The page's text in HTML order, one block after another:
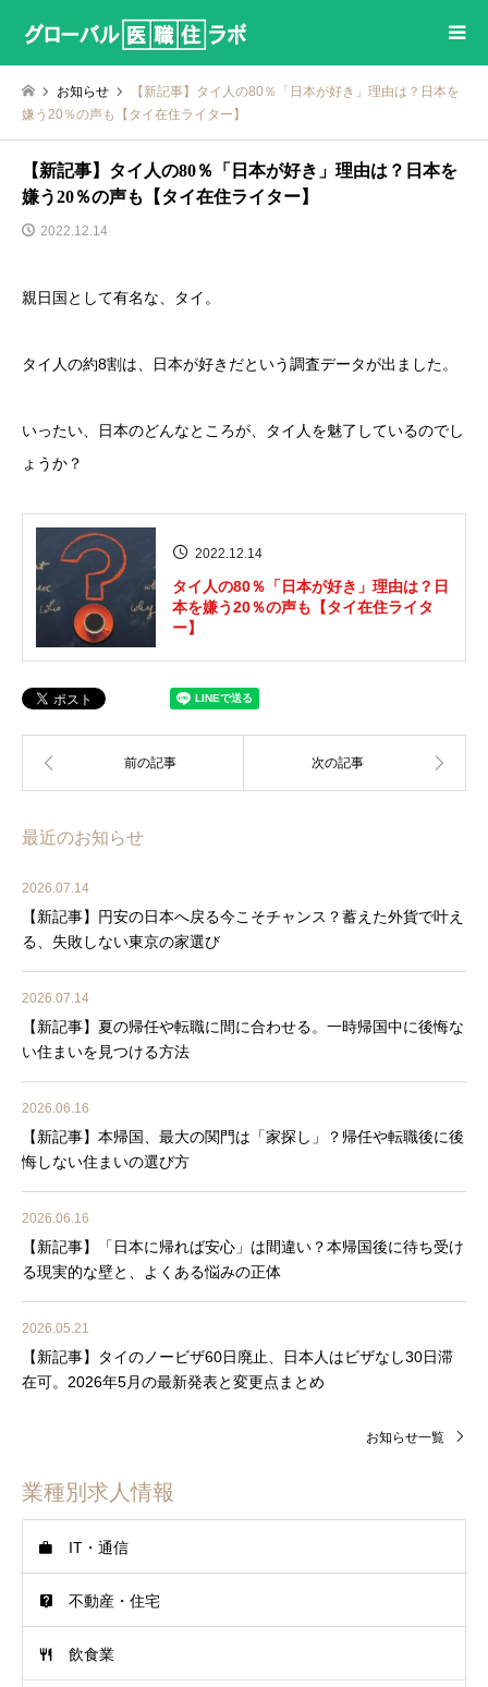
お知らせ
【新記事】タイ人の80％「日本が好き」理由は？日本を
嫌う20％の声も【タイ在住ライター】
【新記事】タイ人の80％「日本が好き」理由は？日本を
嫌う20％の声も【タイ在住ライター】
2022.12.14
親日国として有名な、タイ。
タイ人の約8割は、日本が好きだという調査データが出ました。
いったい、日本のどんなところが、タイ人を魅了しているのでし
ょうか？
2022.12.14
タイ人の80％「日本が好き」理由は？日
本を嫌う20％の声も【タイ在住ライタ
ー】
最近のお知らせ
2026.07.14
【新記事】円安の日本へ戻る今こそチャンス？蓄えた外貨で叶え
る、失敗しない東京の家選び
2026.07.14
【新記事】夏の帰任や転職に間に合わせる。一時帰国中に後悔な
い住まいを見つける方法
2026.06.16
【新記事】本帰国、最大の関門は「家探し」？帰任や転職後に後
悔しない住まいの選び方
2026.06.16
【新記事】「日本に帰れば安心」は間違い？本帰国後に待ち受け
る現実的な壁と、よくある悩みの正体
2026.05.21
【新記事】タイのノービザ60日廃止、日本人はビザなし30日滞
在可。2026年5月の最新発表と変更点まとめ
お知らせ一覧
業種別求人情報
IT・通信
不動産・住宅
飲食業